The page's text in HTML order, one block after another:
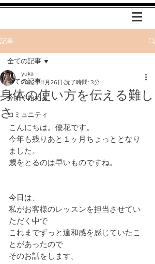
記事
全ての記事
今すぐ始める
コミュニティ
全ての記事
身体の使い方を伝える難し
さ
yuka
2022年11月26日 読了時間: 3分
こんにちは。優花です。
今年も残りあと１ヶ月ちょっととなり
ました。
歳をとるのは早いものですね。
今日は、
私がお客様のレッスンを担当させてい
ただく中で
これまでずっと違和感を感じていたこ
とがあったので
そのお話をします。